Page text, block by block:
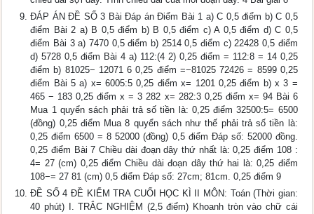
ĐÁP ÁN ĐỀ SỐ 3 Bài Đáp án Điểm Bài 1 a) C 0,5 điểm b) C 0,5
điểm Bài 2 a) B 0,5 điểm b) B 0,5 điểm c) A 0,5 điểm d) C 0,5
điểm Bài 3 a) 7470 0,5 điểm b) 2514 0,5 điểm c) 22428 0,5 điểm
d) 5728 0,5 điểm Bài 4 a) 112:(4 2) 0,25 điểm = 112:8 = 14 0,25
điểm b) 81025− 12071 6 0,25 điểm =−81025 72426 = 8599 0,25
điểm Bài 5 a) x= 6005:5 0,25 điểm x= 1201 0,25 điểm b) x 3 =
465 − 183 0,25 điểm x = 3 282 x= 282:3 0,25 điểm x= 94 Bài 6
Mua 1 quyển sách phải trả số tiền là: 0,25 điểm 32500:5= 6500
(đồng) 0,25 điểm Mua 8 quyển sách như thế phải trả số tiền là:
0,25 điểm 6500 = 8 52000 (đồng) 0,5 điểm Đáp số: 52000 đồng.
0,25 điểm Bài 7 Chiều dài đoạn dây thứ nhất là: 0,25 điểm 108 :
4= 27 (cm) 0,25 điểm Chiều dài đoạn dây thứ hai là: 0,25 điểm
108−= 27 81 (cm) 0,5 điểm Đáp số: 27cm; 81cm. 0,25 điểm 9
ĐỀ SỐ 4 ĐỀ KIỂM TRA CUỐI HỌC KÌ II MÔN: Toán (Thời gian:
40 phút) I. TRẮC NGHIỆM (2,5 điểm) Khoanh tròn vào chữ cái